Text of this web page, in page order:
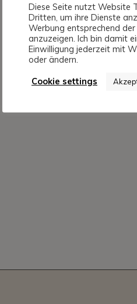
Diese Seite nutzt Website
Dritten, um ihre Dienste
Werbung entsprechend
anzuzeigen. Ich bin damit
Einwilligung jederzeit mit
oder ändern.
Cookie settings